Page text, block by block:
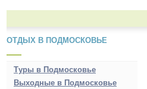
ОТДЫХ В ПОДМОСКОВЬЕ
Туры в Подмосковье
Выходные в Подмосковье